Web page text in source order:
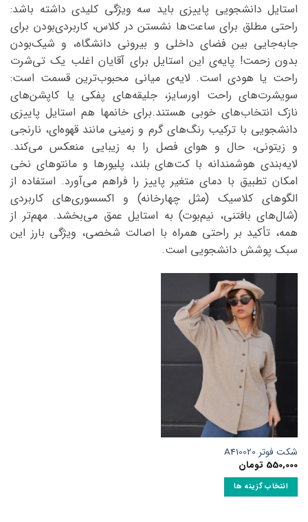
استایل دانشجویی پاییزی باید سه ویژگی کلیدی داشته باشد:
راحتی مطلق برای ساعت‌ها نشستن در کلاس، کاربردی‌بودن برای
جابه‌جایی بین فضای داخلی و بیرونی دانشگاه، و شیک‌بودن
بدون زحمت! پایه‌ی این استایل برای آقایان اغلب یک تی‌شرت
راحت یا هودی است. لایه‌ی میانی محبوب‌ترین قسمت است:
سویشرت‌های راحت اورسایز، جلیقه‌های پفکی یا کاپشن‌های
نازک انتخاب‌های خوبی هستند.برای خانمها هم استایل پاییزی
دانشجویی با ترکیب رنگ‌های گرم و زمینی مانند قهوه‌ای، نارنجی
و زیتونی، حال و هوای فصل را به زیبایی منعکس می‌کند.
لایه‌بندی هوشمندانه با کت‌های بلند، پلیورها و مانتوهای نخی
امکان تطبیق با دمای متغیر پاییز را فراهم می‌آورد. استفاده از
الگوهای کلاسیک (مثل چهارخانه) و اکسسوری‌های کاربردی
(شال‌های بافتنی، نیم‌بوت) به استایل عمق می‌بخشد. مهم‌تر از
همه، تأکید بر راحتی همراه با اصالت شخصی، ویژگی بارز این
سبک پوشش دانشجویی است.
شکت فوتر A410020
550,000 تومان
انتخاب گزینه ها